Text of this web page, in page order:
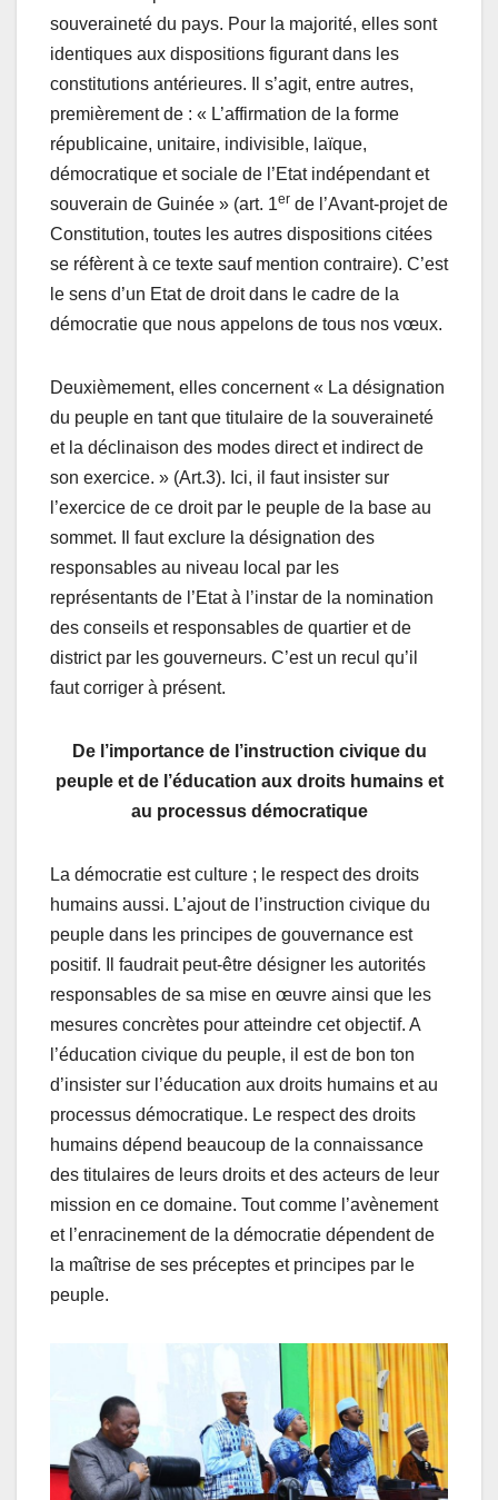
souveraineté du pays. Pour la majorité, elles sont
identiques aux dispositions figurant dans les
constitutions antérieures. Il s’agit, entre autres,
premièrement de : « L’affirmation de la forme
républicaine, unitaire, indivisible, laïque,
démocratique et sociale de l’Etat indépendant et
souverain de Guinée » (art. 1er de l’Avant-projet de
Constitution, toutes les autres dispositions citées
se réfèrent à ce texte sauf mention contraire). C’est
le sens d’un Etat de droit dans le cadre de la
démocratie que nous appelons de tous nos vœux.
Deuxièmement, elles concernent « La désignation
du peuple en tant que titulaire de la souveraineté
et la déclinaison des modes direct et indirect de
son exercice. » (Art.3). Ici, il faut insister sur
l’exercice de ce droit par le peuple de la base au
sommet. Il faut exclure la désignation des
responsables au niveau local par les
représentants de l’Etat à l’instar de la nomination
des conseils et responsables de quartier et de
district par les gouverneurs. C’est un recul qu’il
faut corriger à présent.
De l’importance de l’instruction civique du
peuple et de l’éducation aux droits humains et
au processus démocratique
La démocratie est culture ; le respect des droits
humains aussi. L’ajout de l’instruction civique du
peuple dans les principes de gouvernance est
positif. Il faudrait peut-être désigner les autorités
responsables de sa mise en œuvre ainsi que les
mesures concrètes pour atteindre cet objectif. A
l’éducation civique du peuple, il est de bon ton
d’insister sur l’éducation aux droits humains et au
processus démocratique. Le respect des droits
humains dépend beaucoup de la connaissance
des titulaires de leurs droits et des acteurs de leur
mission en ce domaine. Tout comme l’avènement
et l’enracinement de la démocratie dépendent de
la maîtrise de ses préceptes et principes par le
peuple.